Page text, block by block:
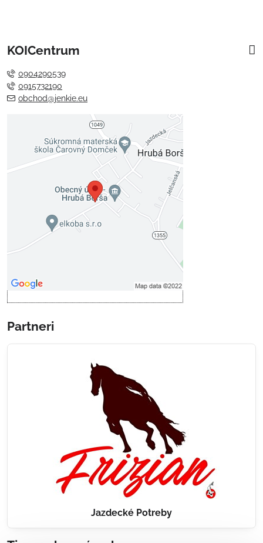
KOICentrum
0904290539
0915732190
obchod@jenkie.eu
Externý obsah je blokovaný
Voľbami súkromia
Prajete si načítať externý obsah?
Povoliť tentokrát
Povoliť a zapamätať - súhlas s
Partneri
Jazdecké Potreby